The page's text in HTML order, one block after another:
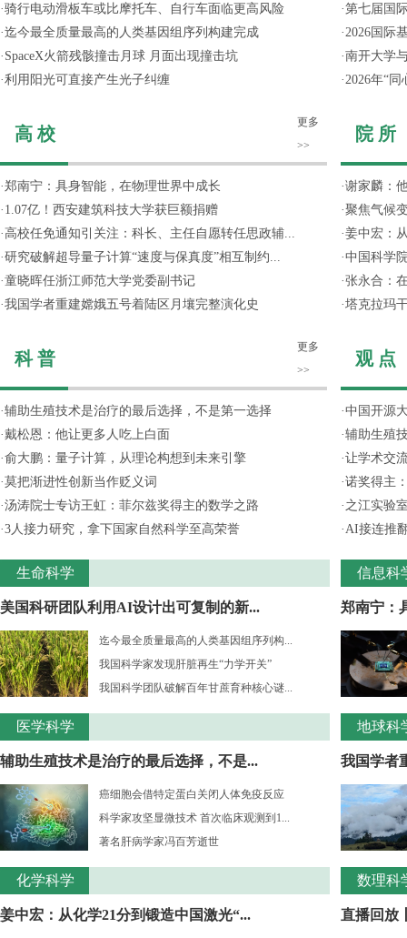
·骑行电动滑板车或比摩托车、自行车面临更高风险
·迄今最全质量最高的人类基因组序列构建完成
· SpaceX火箭残骸撞击月球 月面出现撞击坑
·利用阳光可直接产生光子纠缠
高 校
更多
>>
·郑南宁：具身智能，在物理世界中成长
· 1.07亿！西安建筑科技大学获巨额捐赠
· 高校任免通知引关注：科长、主任自愿转任思政辅...
·研究破解超导量子计算“速度与保真度”相互制约...
·童晓晖任浙江师范大学党委副书记
·我国学者重建嫦娥五号着陆区月壤完整演化史
科 普
更多
>>
·辅助生殖技术是治疗的最后选择，不是第一选择
·戴松恩：他让更多人吃上白面
·俞大鹏：量子计算，从理论构想到未来引擎
·莫把渐进性创新当作贬义词
·汤涛院士专访王虹：菲尔兹奖得主的数学之路
·3人接力研究，拿下国家自然科学至高荣誉
生命科学
美国科研团队利用AI设计出可复制的新...
迄今最全质量最高的人类基因组序列构...
我国科学家发现肝脏再生“力学开关”
我国科学团队破解百年甘蔗育种核心谜...
医学科学
辅助生殖技术是治疗的最后选择，不是...
癌细胞会借特定蛋白关闭人体免疫反应
科学家攻坚显微技术 首次临床观测到1...
著名肝病学家冯百芳逝世
化学科学
姜中宏：从化学21分到锻造中国激光“...
·第七届国
·2026国际
·南开大学
·2026年“
院 所
·谢家麟：
·聚焦气候
·姜中宏：
·中国科学
·张永合：
·塔克拉玛
观 点
·中国开源
·辅助生殖
·让学术交
·诺奖得主
· 之江实验
·AI接连推
信息科
郑南宁：
地球科
我国学者
数理科
直播回放